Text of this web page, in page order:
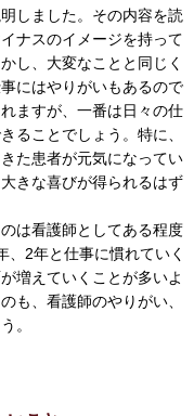
しました。その内容を読
ナスのイメージを持って
し、大変なことと同じく
にはやりがいもあるので
ますが、一番は日々の仕
ることでしょう。特に、
た患者が元気になってい
きな喜びが得られるはず
は看護師としてある程度
、2年と仕事に慣れていく
増えていくことが多いよ
も、看護師のやりがい、
。